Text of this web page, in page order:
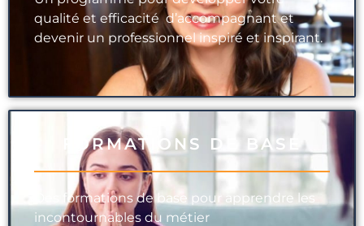
qualité et efficacité d’accompagnant et
devenir un professionnel inspiré et inspirant.
FORMATIONS DE BASE
Des formations de base pour apprendre les
incontournables du métier